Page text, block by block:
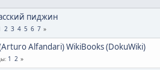
пиджин
2 3 4 5 6 7
Alfandari) WikiBooks (DokuWiki)
1 2